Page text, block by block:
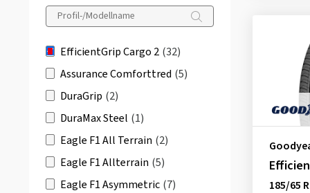
EfficientGrip Cargo 2 (32)
Assurance Comforttred (5)
DuraGrip (2)
DuraMax Steel (1)
Eagle F1 All Terrain (2)
Eagle F1 Allterrain (5)
Eagle F1 Asymmetric (7)
185/65